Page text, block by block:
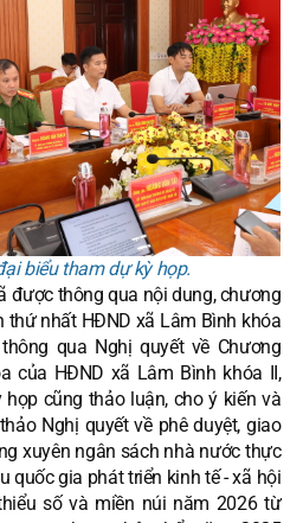
biểu tham dự kỳ họp.
được thông qua nội dung, chương
thứ nhất HĐND xã Lâm Bình khóa
thông qua Nghị quyết về Chương
của HĐND xã Lâm Bình khóa II,
cũng thảo luận, cho ý kiến và
Nghị quyết về phê duyệt, giao
xuyên ngân sách nhà nước thực
quốc gia phát triển kinh tế - xã hội
số và miền núi năm 2026 từ